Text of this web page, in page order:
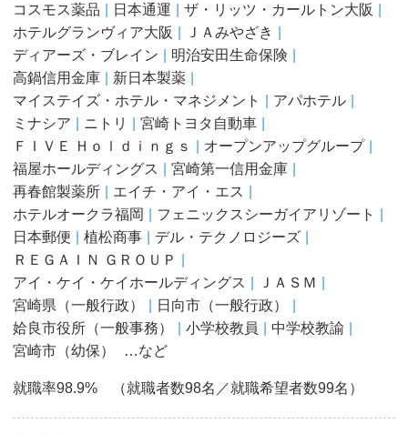
コスモス薬品
日本通運
ザ・リッツ・カールトン大阪
ホテルグランヴィア大阪
ＪＡみやざき
ディアーズ・ブレイン
明治安田生命保険
高鍋信用金庫
新日本製薬
マイステイズ・ホテル・マネジメント
アパホテル
ミナシア
ニトリ
宮崎トヨタ自動車
ＦＩＶＥ Ｈｏｌｄｉｎｇｓ
オープンアップグループ
福屋ホールディングス
宮崎第一信用金庫
再春館製薬所
エイチ・アイ・エス
ホテルオークラ福岡
フェニックスシーガイアリゾート
日本郵便
植松商事
デル・テクノロジーズ
ＲＥＧＡＩＮ ＧＲＯＵＰ
アイ・ケイ・ケイホールディングス
ＪＡＳＭ
宮崎県（一般行政）
日向市（一般行政）
姶良市役所（一般事務）
小学校教員
中学校教諭
宮崎市（幼保）
…など
就職率98.9% （就職者数98名／就職希望者数99名）